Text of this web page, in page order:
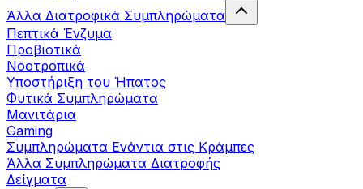
Άλλα Διατροφικά Συμπληρώματα
Πεπτικά Ένζυμα
Προβιοτικά
Νοοτροπικά
Υποστήριξη του Ήπατος
Φυτικά Συμπληρώματα
Μανιτάρια
Gaming
Συμπληρώματα Ενάντια στις Κράμπες
Άλλα Συμπληρώματα Διατροφής
Δείγματα